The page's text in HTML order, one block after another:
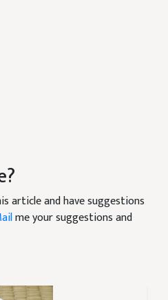
article and have suggestions
me your suggestions and